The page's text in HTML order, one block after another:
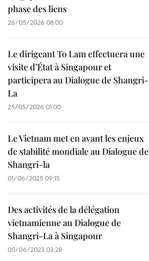
phase des liens
26/05/2026 08:00
Le dirigeant To Lam effectuera une
visite d’État à Singapour et
participera au Dialogue de Shangri-
La
25/05/2026 01:00
Le Vietnam met en avant les enjeux
de stabilité mondiale au Dialogue de
Shangri-la
01/06/2025 09:15
Des activités de la délégation
vietnamienne au Dialogue de
Shangri-La à Singapour
05/06/2023 03:28